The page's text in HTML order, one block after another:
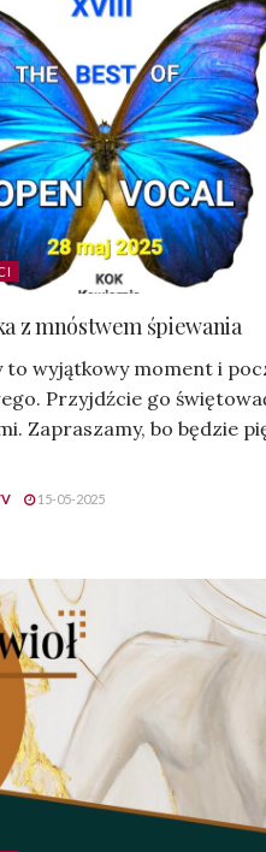
z mnóstwem śpiewania
to wyjątkowy moment i
Przyjdźcie go
Zapraszamy, bo będzie
15-05-2025